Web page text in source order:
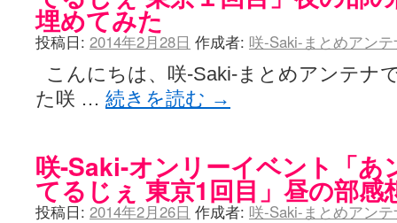
埋めてみた
投稿日: 2014年2月28日 作成者: 咲-Saki-まとめアン
こんにちは、咲-Saki-まとめアンテナ
た咲 … 続きを読む →
咲-Saki-オンリーイベント「あ
てるじぇ 東京1回目」昼の部感
投稿日: 2014年2月26日 作成者: 咲-Saki-まとめアン